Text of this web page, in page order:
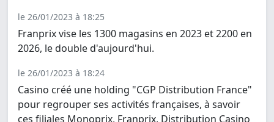
le 26/01/2023 à 18:25
Franprix vise les 1300 magasins en 2023 et 2200 en
2026, le double d'aujourd'hui.
le 26/01/2023 à 18:24
Casino créé une holding "CGP Distribution France"
pour regrouper ses activités françaises, à savoir
ces filiales Monoprix, Franprix, Distribution Casino